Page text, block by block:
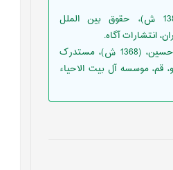
20- نصيري، محمد،(1381 ش)، حقوق بين الملل
انتشارات آگاه.
21- نوری طبرسی، میرزاحسین، (1368 ش)، مستدرک
14، چاپ دو، قم، موسسه آل بیت الاحیاء